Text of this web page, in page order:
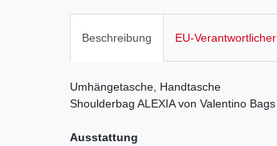
Beschreibung EU-Verantwortlicher
Umhängetasche, Handtasche
Shoulderbag ALEXIA von Valentino Bags
Ausstattung